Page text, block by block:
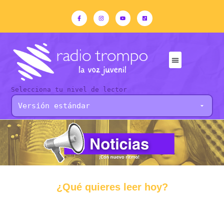
Selecciona tu nivel de lector
¿Qué quieres leer hoy?